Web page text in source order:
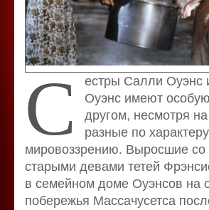
С естры Салли Оуэнс
Оуэнс имеют
другом, несмотря
разные по
мировоззрению. Выросшие со
старыми девами тетей
в семейном доме Оуэнсов на
побережья Массачусетса